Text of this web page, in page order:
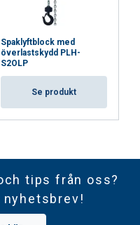
Spaklyftblock med
överlastskydd PLH-
S2OLP
Se produkt
tips från oss?